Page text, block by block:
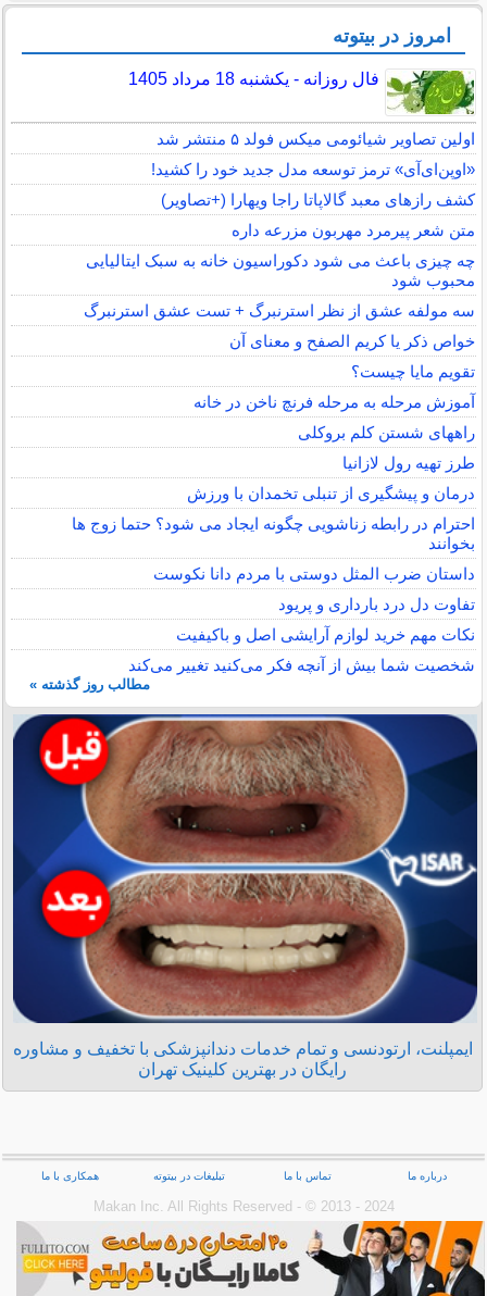
امروز در بیتوته
فال روزانه - یکشنبه 18 مرداد 1405
اولین تصاویر شیائومی میکس فولد ۵ منتشر شد
«اوپن‌ای‌آی» ترمز توسعه مدل جدید خود را کشید!
کشف رازهای معبد گالاپاتا راجا ویهارا (+تصاویر)
متن شعر پیرمرد مهربون مزرعه داره
چه چیزی باعث می شود دکوراسیون خانه به سبک ایتالیایی
محبوب شود
سه مولفه عشق از نظر استرنبرگ + تست عشق استرنبرگ
خواص ذکر یا کریم الصفح و معنای آن
تقویم مایا چیست؟
آموزش مرحله به مرحله فرنچ ناخن در خانه
راههای شستن کلم بروکلی
طرز تهیه رول لازانیا
درمان و پیشگیری از تنبلی تخمدان با ورزش
احترام در رابطه زناشویی چگونه ایجاد می شود؟ حتما زوج ها
بخوانند
داستان ضرب المثل دوستی با مردم دانا نكوست
تفاوت دل درد بارداری و پریود
نکات مهم خرید لوازم آرایشی اصل و باکیفیت
شخصیت شما بیش از آنچه فکر می‌کنید تغییر می‌کند
مطالب روز گذشته »
ایمپلنت، ارتودنسی و تمام خدمات دندانپزشکی با تخفیف و مشاوره
رایگان در بهترین کلینیک تهران
درباره ما تماس با ما تبلیغات در بیتوته همکاری با ما
Makan Inc.‎ All Rights Reserved - © 2013 - 2024